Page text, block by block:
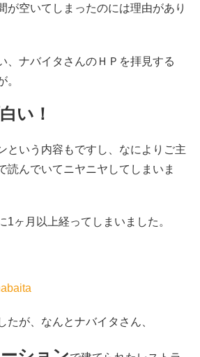
が空いてしまったのには理由があり
、ナバイタさんのＨＰを拝見する
。
い！
という内容もですし、なによりご主
読んでいてニヤニヤしてしまいま
1ヶ月以上経ってしまいました。
たが、なんとナバイタさん、